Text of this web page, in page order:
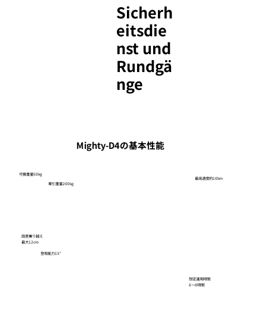
Sicherh
eitsdie
nst und
Rundgä
nge
Mighty-D4の基本性能
可搬重量50kg
牽引重量200kg
​登坂能力15°
想定運用時間
6～8時間
段差乗り越え
最大12cm
​最高速度約10km